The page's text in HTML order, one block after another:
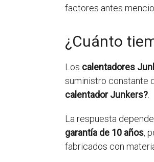
factores antes
¿Cuánto
Los calentadores
suministro constante
calentador Junkers?
La respuesta
garantía de 10 años,
fabricados con